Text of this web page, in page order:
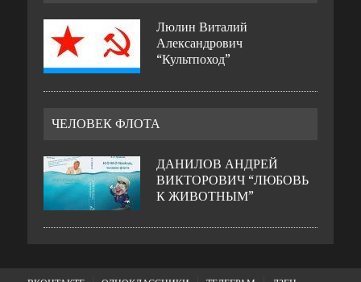
Люлин Виталий
Александрович
“Культпоход”
ЧЕЛОВЕК ФЛОТА
ДАНИЛОВ АНДРЕЙ
ВИКТОРОВИЧ “ЛЮБОВЬ
К ЖИВОТНЫМ”